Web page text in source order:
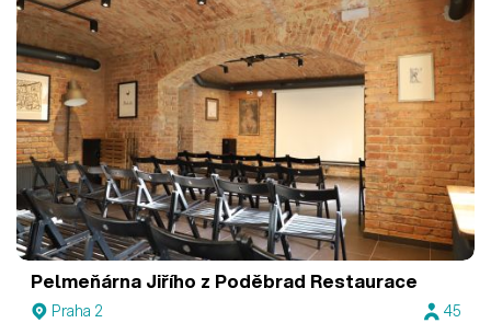
Pelmeňárna Jiřího z Poděbrad Restaurace
Praha 2 45